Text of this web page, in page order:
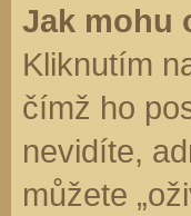
Jak mohu
Kliknutím
čímž ho
nevidíte,
můžete